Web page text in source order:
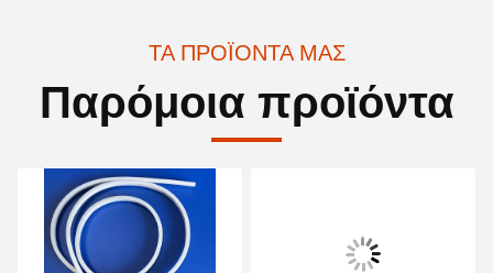
ΤΑ ΠΡΟΪΌΝΤΑ ΜΑΣ
Παρόμοια προϊόντα